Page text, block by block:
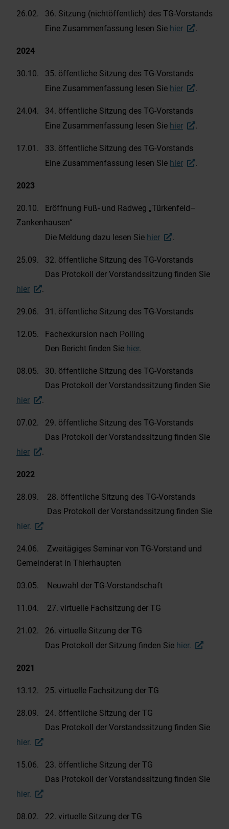
Datenschutzhinweise zu
Beiträge-Archiv
26.02. 36. Sitzung (nichtöffentlich) des TG-Vorstands
Eine Zusammenfassung lesen Sie hier .
2024
30.10. 35. öffentliche Sitzung des TG-Vorstands
Eine Zusammenfassung lesen Sie hier .
24.04. 34. öffentliche Sitzung des TG-Vorstands
Eine Zusammenfassung lesen Sie hier .
17.01. 33. öffentliche Sitzung des TG-Vorstands
Eine Zusammenfassung lesen Sie hier .
2023
20.10. Eröffnung Fuß- und Radweg „Türkenfeld–
Zankenhausen“
Die Meldung dazu lesen Sie hier .
25.09. 32. öffentliche Sitzung des TG-Vorstands
Das Protokoll der Vorstandssitzung finden Sie
hier
.
29.06. 31. öffentliche Sitzung des TG-Vorstands
12.05. Fachexkursion nach Polling
Den Bericht finden Sie hier.
08.05. 30. öffentliche Sitzung des TG-Vorstands
Das Protokoll der Vorstandssitzung finden Sie
hier
.
07.02. 29. öffentliche Sitzung des TG-Vorstands
Das Protokoll der Vorstandssitzung finden Sie
hier
.
2022
28.09. 28. öffentliche Sitzung des TG-Vorstands
Das Protokoll der Vorstandssitzung finden Sie
hier.
24.06. Zweitägiges Seminar von TG-Vorstand und
Gemeinderat in Thierhaupten
03.05. Neuwahl der TG-Vorstandschaft
11.04. 27. virtuelle Fachsitzung der TG
21.02. 26. virtuelle Sitzung der TG
Das Protokoll der Sitzung finden Sie hier.
2021
13.12. 25. virtuelle Fachsitzung der TG
28.09. 24. öffentliche Sitzung der TG
Das Protokoll der Vorstandssitzung finden Sie
hier.
15.06. 23. öffentliche Sitzung der TG
Das Protokoll der Vorstandssitzung finden Sie
hier.
08.02. 22. virtuelle Sitzung der TG